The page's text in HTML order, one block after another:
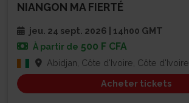
NIANGON MA FIERTÉ
jeu. 24 sept. 2026 | 14h00 GMT
À partir de 500 F CFA
Abidjan, Côte d'Ivoire, Côte d'Ivoire
Acheter tickets